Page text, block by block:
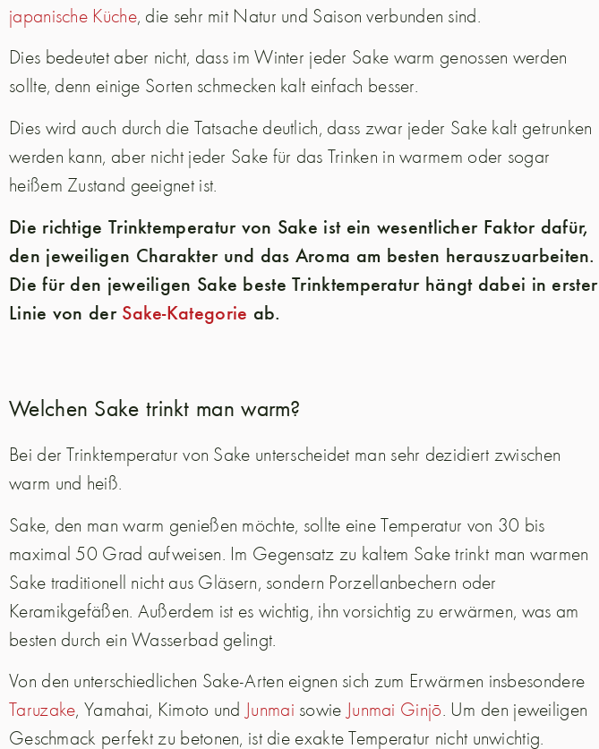
japanische Küche, die sehr mit Natur und Saison verbunden sind.
Dies bedeutet aber nicht, dass im Winter jeder Sake warm genossen werden
sollte, denn einige Sorten schmecken kalt einfach besser.
Dies wird auch durch die Tatsache deutlich, dass zwar jeder Sake kalt getrunken
werden kann, aber nicht jeder Sake für das Trinken in warmem oder sogar
heißem Zustand geeignet ist.
Die richtige Trinktemperatur von Sake ist ein wesentlicher Faktor dafür,
den jeweiligen Charakter und das Aroma am besten herauszuarbeiten.
Die für den jeweiligen Sake beste Trinktemperatur hängt dabei in erster
Linie von der Sake-Kategorie ab.
Welchen Sake trinkt man warm?
Bei der Trinktemperatur von Sake unterscheidet man sehr dezidiert zwischen
warm und heiß.
Sake, den man warm genießen möchte, sollte eine Temperatur von 30 bis
maximal 50 Grad aufweisen. Im Gegensatz zu kaltem Sake trinkt man warmen
Sake traditionell nicht aus Gläsern, sondern Porzellanbechern oder
Keramikgefäßen. Außerdem ist es wichtig, ihn vorsichtig zu erwärmen, was am
besten durch ein Wasserbad gelingt.
Von den unterschiedlichen Sake-Arten eignen sich zum Erwärmen insbesondere
Taruzake, Yamahai, Kimoto und Junmai sowie Junmai Ginjō. Um den jeweiligen
Geschmack perfekt zu betonen, ist die exakte Temperatur nicht unwichtig.